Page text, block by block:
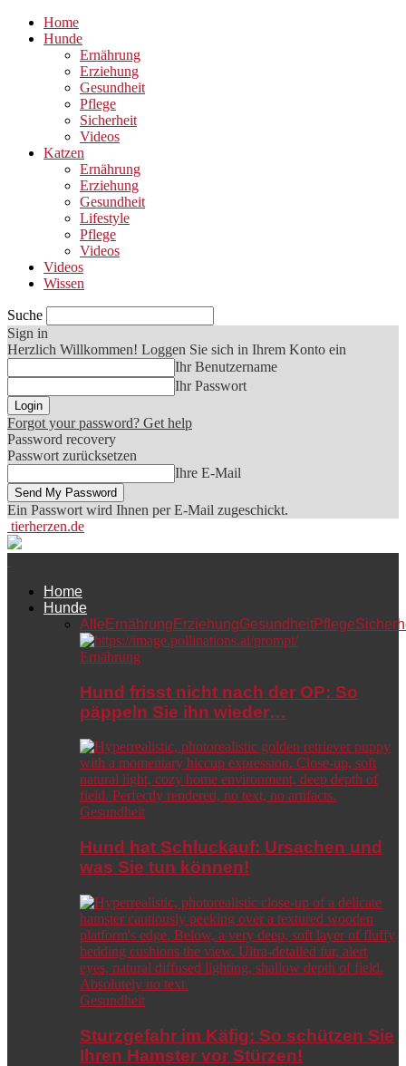
Home
Hunde
Ernährung
Erziehung
Gesundheit
Pflege
Sicherheit
Videos
Katzen
Ernährung
Erziehung
Gesundheit
Lifestyle
Pflege
Videos
Videos
Wissen
Suche
Sign in
Herzlich Willkommen! Loggen Sie sich in Ihrem Konto ein
Ihr Benutzername
Ihr Passwort
Forgot your password? Get help
Password recovery
Passwort zurücksetzen
Ihre E-Mail
Ein Passwort wird Ihnen per E-Mail zugeschickt.
tierherzen.de
Home
Hunde
Alle Ernährung ErziehungGesundheitPflege
Ernährung
Hund frisst nicht nach der OP: So
päppeln Sie ihn wieder…
Gesundheit
Hund hat Schluckauf: Ursachen und
was Sie tun können!
Gesundheit
Sturzgefahr im Käfig: So schützen Sie
Ihren Hamster vor Stürzen!